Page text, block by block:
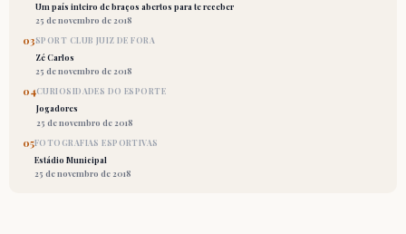
Um país inteiro de braços abertos para te receber
25 de novembro de 2018
03SPORT CLUB JUIZ DE FORA
Zé Carlos
25 de novembro de 2018
04CURIOSIDADES DO ESPORTE
Jogadores
25 de novembro de 2018
05FOTOGRAFIAS ESPORTIVAS
Estádio Municipal
25 de novembro de 2018